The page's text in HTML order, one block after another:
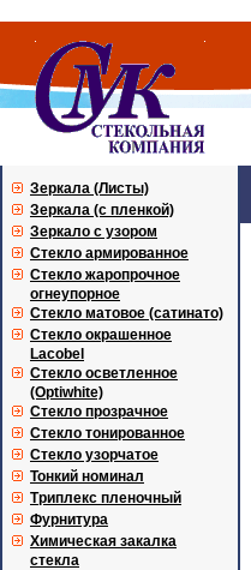
Зеркала (Листы)
Зеркала (с пленкой)
Зеркало с узором
Стекло армированное
Стекло жаропрочное
огнеупорное
Стекло матовое (сатинато)
Стекло окрашенное
Lacobel
Стекло осветленное
(Optiwhite)
Стекло прозрачное
Стекло тонированное
Стекло узорчатое
Тонкий номинал
Триплекс пленочный
Фурнитура
Химическая закалка
стекла